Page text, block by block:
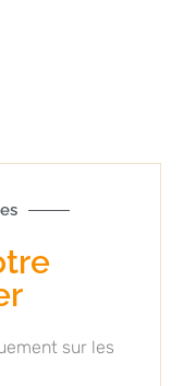
sur les